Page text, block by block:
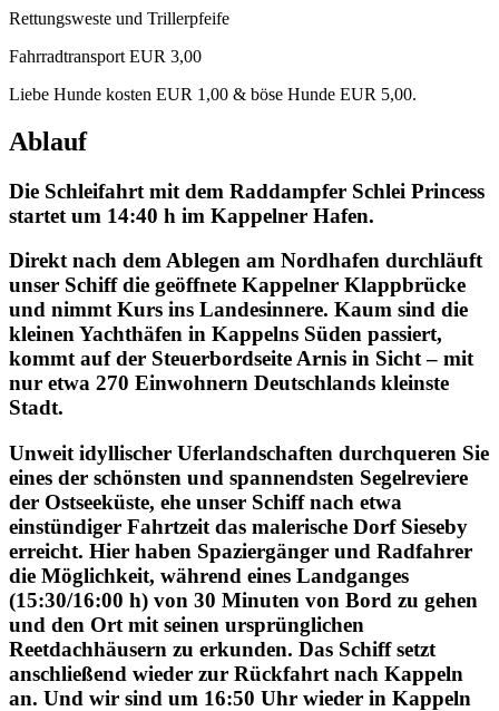
Rettungsweste und Trillerpfeife
Fahrradtransport EUR 3,00
Liebe Hunde kosten EUR 1,00 & böse Hunde EUR 5,00.
Ablauf
Die Schleifahrt mit dem Raddampfer Schlei Princess
startet um 14:40 h im Kappelner Hafen.
Direkt nach dem Ablegen am Nordhafen durchläuft
unser Schiff die geöffnete Kappelner Klappbrücke
und nimmt Kurs ins Landesinnere. Kaum sind die
kleinen Yachthäfen in Kappelns Süden passiert,
kommt auf der Steuerbordseite Arnis in Sicht – mit
nur etwa 270 Einwohnern Deutschlands kleinste
Stadt.
Unweit idyllischer Uferlandschaften durchqueren Sie
eines der schönsten und spannendsten Segelreviere
der Ostseeküste, ehe unser Schiff nach etwa
einstündiger Fahrtzeit das malerische Dorf Sieseby
erreicht. Hier haben Spaziergänger und Radfahrer
die Möglichkeit, während eines Landganges
(15:30/16:00 h) von 30 Minuten von Bord zu gehen
und den Ort mit seinen ursprünglichen
Reetdachhäusern zu erkunden. Das Schiff setzt
anschließend wieder zur Rückfahrt nach Kappeln
an. Und wir sind um 16:50 Uhr wieder in Kappeln